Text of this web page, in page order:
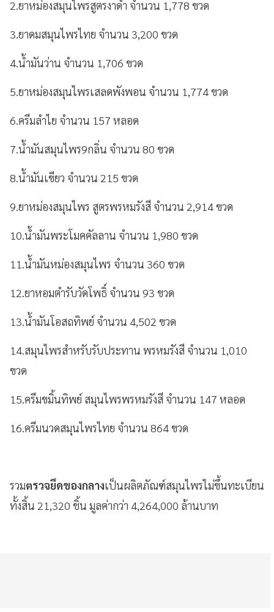
2.ยาหม่องสมุนไพรสูตรงาดำ จำนวน 1,778 ขวด
3.ยาดมสมุนไพรไทย จำนวน 3,200 ขวด
4.น้ำมันว่าน จำนวน 1,706 ขวด
5.ยาหม่องสมุนไพรเสลดพังพอน จำนวน 1,774 ขวด
6.ครีมลำไย จำนวน 157 หลอด
7.น้ำมันสมุนไพร9กลิ่น จำนวน 80 ขวด
8.น้ำมันเขียว จำนวน 215 ขวด
9.ยาหม่องสมุนไพร สูตรพรหมรังสี จำนวน 2,914 ขวด
10.น้ำมันพระโมคคัลลาน จำนวน 1,980 ขวด
11.น้ำมันหม่องสมุนไพร จำนวน 360 ขวด
12.ยาหอมตำรับวัดโพธิ์ จำนวน 93 ขวด
13.น้ำมันโอสถทิพย์ จำนวน 4,502 ขวด
14.สมุนไพรสำหรับรับประทาน พรหมรังสี จำนวน 1,010
ขวด
15.ครีมขมิ้นทิพย์ สมุนไพรพรหมรังสี จำนวน 147 หลอด
16.ครีมนวดสมุนไพรไทย จำนวน 864 ขวด
รวมตรวจยึดของกลางเป็นผลิตภัณฑ์สมุนไพรไม่ขึ้นทะเบียน
ทั้งสิ้น 21,320 ชิ้น มูลค่ากว่า 4,264,000 ล้านบาท